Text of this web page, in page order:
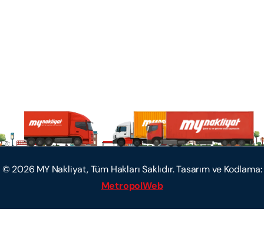
© 2026 MY Nakliyat, Tüm Hakları Saklıdır. Tasarım ve Kodlama:
MetropolWeb